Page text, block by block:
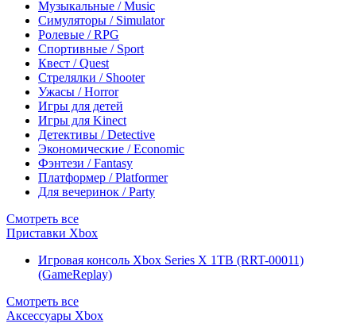
Музыкальные / Music
Симуляторы / Simulator
Ролевые / RPG
Спортивные / Sport
Квест / Quest
Стрелялки / Shooter
Ужасы / Horror
Игры для детей
Игры для Kinect
Детективы / Detective
Экономические / Economic
Фэнтези / Fantasy
Платформер / Platformer
Для вечеринок / Party
Смотреть все
Приставки Xbox
Игровая консоль Xbox Series X 1TB (RRT-00011)
(GameReplay)
Смотреть все
Аксессуары Xbox